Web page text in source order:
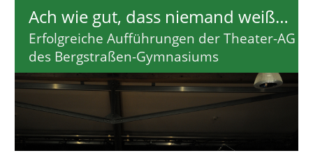
Ach wie gut, dass niemand weiß…
Erfolgreiche Aufführungen der Theater-AG
des Bergstraßen-Gymnasiums